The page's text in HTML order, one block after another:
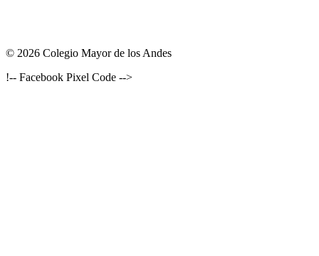
© 2026 Colegio Mayor de los Andes
!-- Facebook Pixel Code -->